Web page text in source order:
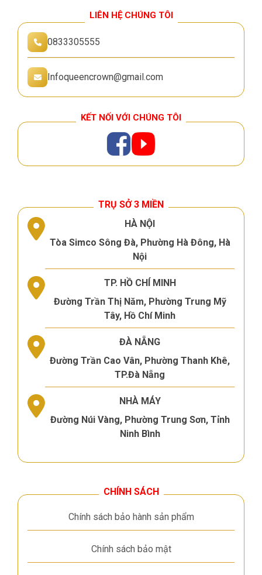
LIÊN HỆ CHÚNG TÔI
0833305555
Infoqueencrown@gmail.com
KẾT NỐI VỚI CHÚNG TÔI
TRỤ SỞ 3 MIỀN
HÀ NỘI
Tòa Simco Sông Đà, Phường Hà Đông, Hà
Nội
TP. HỒ CHÍ MINH
Đường Trần Thị Năm, Phường Trung Mỹ
Tây, Hồ Chí Minh
ĐÀ NẴNG
Đường Trần Cao Vân, Phường Thanh Khê,
TP.Đà Nẵng
NHÀ MÁY
Đường Núi Vàng, Phường Trung Sơn, Tỉnh
Ninh Bình
CHÍNH SÁCH
Chính sách bảo hành sản phẩm
Chính sách bảo mật